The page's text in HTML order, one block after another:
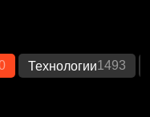
Технологии1493